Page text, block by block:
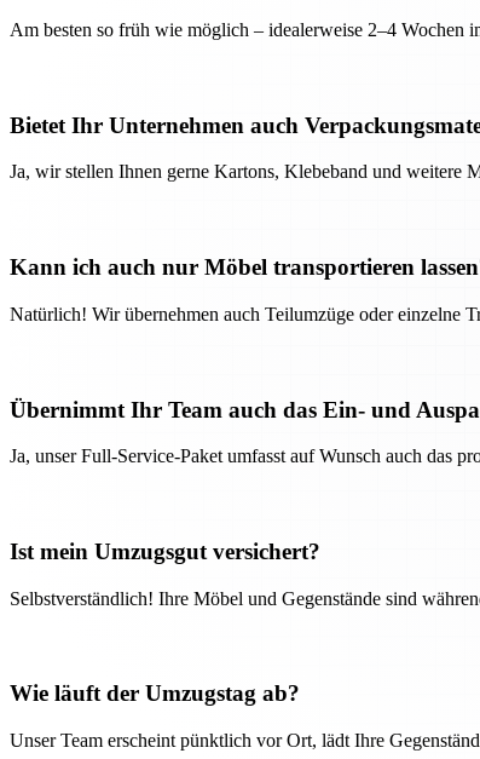
Am besten so früh wie möglich – idealerweise 2–4 Wochen
Bietet Ihr Unternehmen auch
Ja, wir stellen Ihnen gerne Kartons, Klebeband und weitere
Kann ich auch nur Möbel transportieren
Natürlich! Wir übernehmen auch Teilumzüge oder einzelne
Übernimmt Ihr Team auch das Ein- und
Ja, unser Full-Service-Paket umfasst auf Wunsch auch das
Ist mein Umzugsgut versichert?
Selbstverständlich! Ihre Möbel und Gegenstände sind
Wie läuft der Umzugstag ab?
Unser Team erscheint pünktlich vor Ort, lädt Ihre